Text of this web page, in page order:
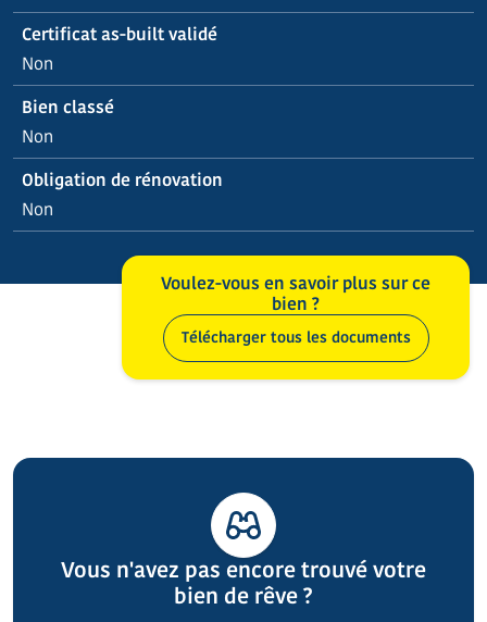
Certificat as-built validé
Non
Bien classé
Non
Obligation de rénovation
Non
Voulez-vous en savoir plus sur ce
bien ?
Télécharger tous les documents
Vous n'avez pas encore trouvé votre
bien de rêve ?